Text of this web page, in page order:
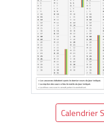
Calendrier